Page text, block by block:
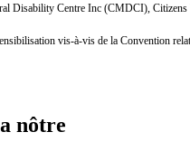
Disability Centre Inc (CMDCI),
vis-à-vis de la Convention
nôtre